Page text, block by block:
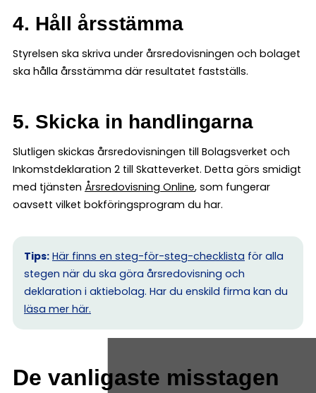
4. Håll årsstämma
Styrelsen ska skriva under årsredovisningen och bolaget
ska hålla årsstämma där resultatet fastställs.
5. Skicka in handlingarna
Slutligen skickas årsredovisningen till Bolagsverket och
Inkomstdeklaration 2 till Skatteverket. Detta görs smidigt
med tjänsten Årsredovisning Online, som fungerar
oavsett vilket bokföringsprogram du har.
Tips: Här finns en steg-för-steg-checklista för alla
stegen när du ska göra årsredovisning och
deklaration i aktiebolag. Har du enskild firma kan du
läsa mer här.
De vanligaste misstagen